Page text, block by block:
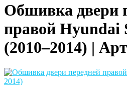
Обшивка двери
правой Hyundai
(2010–2014) |